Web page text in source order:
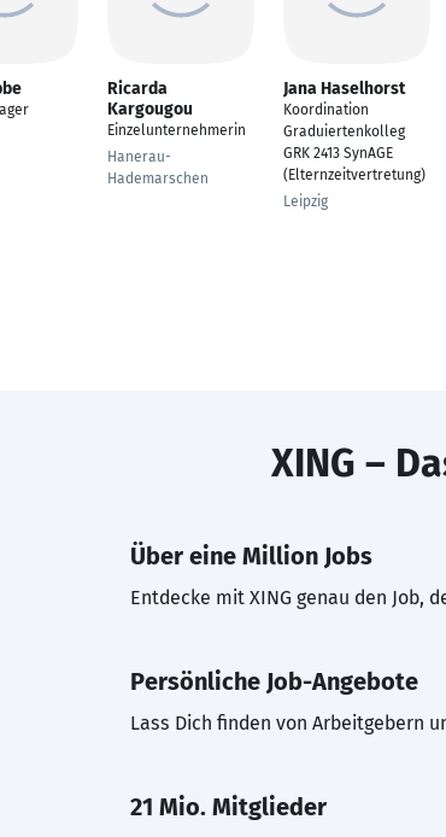
Ricarda
Kargougou
Einzelunternehmerin
Hanerau-
Hademarschen
Jana Haselhorst
Koordination
Graduiertenkolleg
GRK 2413 SynAGE
(Elternzeitvertretung)
Leipzig
XING –
Über eine Million Jobs
Entdecke mit XING genau den Job,
Persönliche Job-Angebote
Lass Dich finden von Arbeitgebern
21 Mio. Mitglieder